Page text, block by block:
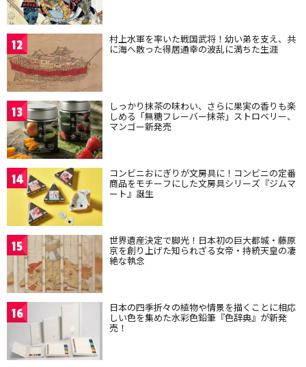
12 村上水軍を率いた戦国武将！幼い弟を支え、共
に海へ散った得居通幸の波乱に満ちた生涯
13 しっかり抹茶の味わい、さらに果実の香りも楽
しめる「無糖フレーバー抹茶」ストロベリー、
マンゴー新発売
14 コンビニおにぎりが文房具に！コンビニの定番
商品をモチーフにした文房具シリーズ『ジムマ
ート』誕生
15 世界遺産決定で脚光！日本初の巨大都城・藤原
京を創り上げた知られざる女帝・持統天皇の凄
絶な執念
16 日本の四季折々の植物や情景を描くことに相応
しい色を集めた水彩色鉛筆『色辞典』が新発
売！